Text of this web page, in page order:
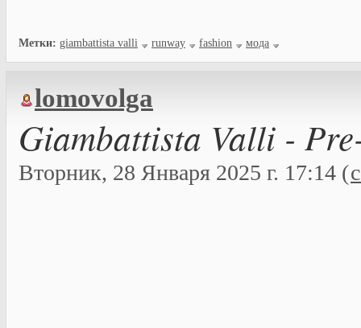
Метки: giambattista valli runway fashion мода
lomovolga
Giambattista Valli -
Вторник, 28 Января 2025 г. 17:14 (